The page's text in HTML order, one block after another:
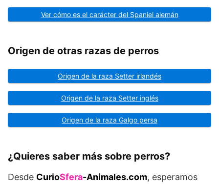
Ver cómo es el carácter del Spaniel alemán
Origen de otras razas de perros
Origen de la raza Setter irlandés
Origen de la raza Setter inglés
Origen de la raza Galgo persa
¿Quieres saber más sobre perros?
Desde CurioSfera-Animales.com, esperamos